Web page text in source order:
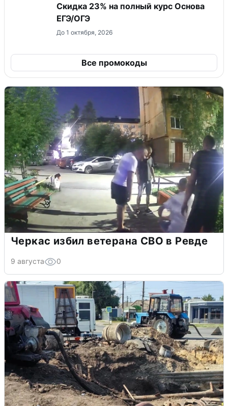
Скидка 23% на полный курс Основа
ЕГЭ/ОГЭ
До 1 октября, 2026
Все промокоды
Черкас избил ветерана СВО в Ревде
9 августа 0